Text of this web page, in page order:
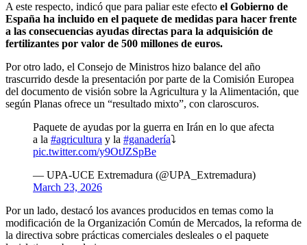
A este respecto, indicó que para paliar este efecto el Gobierno de
España ha incluido en el paquete de medidas para hacer frente
a las consecuencias ayudas directas para la adquisición de
fertilizantes por valor de 500 millones de euros.
Por otro lado, el Consejo de Ministros hizo balance del año
trascurrido desde la presentación por parte de la Comisión Europea
del documento de visión sobre la Agricultura y la Alimentación, que
según Planas ofrece un “resultado mixto”, con claroscuros.
Paquete de ayudas por la guerra en Irán en lo que afecta
a la #agricultura y la #ganadería⤵️
pic.twitter.com/y9OtJZSpBe
— UPA-UCE Extremadura (@UPA_Extremadura)
March 23, 2026
Por un lado, destacó los avances producidos en temas como la
modificación de la Organización Común de Mercados, la reforma de
la directiva sobre prácticas comerciales desleales o el paquete